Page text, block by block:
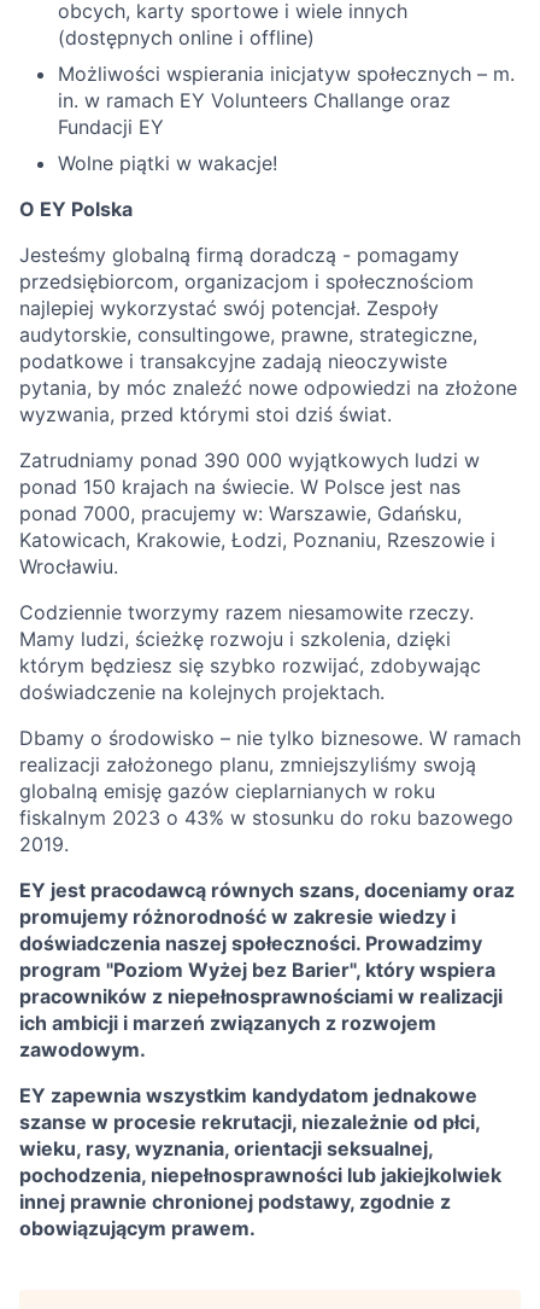
obcych, karty sportowe i wiele innych
(dostępnych online i offline)
Możliwości wspierania inicjatyw społecznych – m.
in. w ramach EY Volunteers Challange oraz
Fundacji EY
Wolne piątki w wakacje!
O EY Polska
Jesteśmy globalną firmą doradczą - pomagamy
przedsiębiorcom, organizacjom i społecznościom
najlepiej wykorzystać swój potencjał. Zespoły
audytorskie, consultingowe, prawne, strategiczne,
podatkowe i transakcyjne zadają nieoczywiste
pytania, by móc znaleźć nowe odpowiedzi na złożone
wyzwania, przed którymi stoi dziś świat.
Zatrudniamy ponad 390 000 wyjątkowych ludzi w
ponad 150 krajach na świecie. W Polsce jest nas
ponad 7000, pracujemy w: Warszawie, Gdańsku,
Katowicach, Krakowie, Łodzi, Poznaniu, Rzeszowie i
Wrocławiu.
Codziennie tworzymy razem niesamowite rzeczy.
Mamy ludzi, ścieżkę rozwoju i szkolenia, dzięki
którym będziesz się szybko rozwijać, zdobywając
doświadczenie na kolejnych projektach.
Dbamy o środowisko – nie tylko biznesowe. W ramach
realizacji założonego planu, zmniejszyliśmy swoją
globalną emisję gazów cieplarnianych w roku
fiskalnym 2023 o 43% w stosunku do roku bazowego
2019.
EY jest pracodawcą równych szans, doceniamy oraz
promujemy różnorodność w zakresie wiedzy i
doświadczenia naszej społeczności. Prowadzimy
program "Poziom Wyżej bez Barier", który wspiera
pracowników z niepełnosprawnościami w realizacji
ich ambicji i marzeń związanych z rozwojem
zawodowym.
EY zapewnia wszystkim kandydatom jednakowe
szanse w procesie rekrutacji, niezależnie od płci,
wieku, rasy, wyznania, orientacji seksualnej,
pochodzenia, niepełnosprawności lub jakiejkolwiek
innej prawnie chronionej podstawy, zgodnie z
obowiązującym prawem.